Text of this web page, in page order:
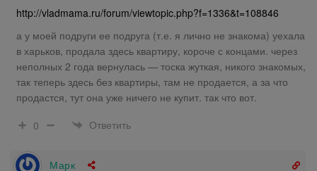
http://vladmama.ru/forum/viewtopic.php?f=1336&t=108846
а у моей подруги ее подруга (т.е. я лично не знакома) уехала
в харьков, продала здесь квартиру, короче с концами. через
неполных 2 года вернулась — тоска жуткая, никого знакомых,
так теперь здесь без квартиры, там не продается, а за что
продастся, тут она уже ничего не купит. так что вот.
0
Ответить
Марк